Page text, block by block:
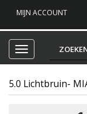
MIJN ACCOUNT
5.0 Lichtbruin-